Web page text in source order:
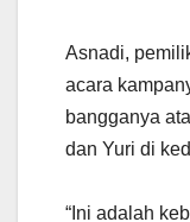
Asnadi,
acara
bangganya
dan Yuri di
“Ini adalah